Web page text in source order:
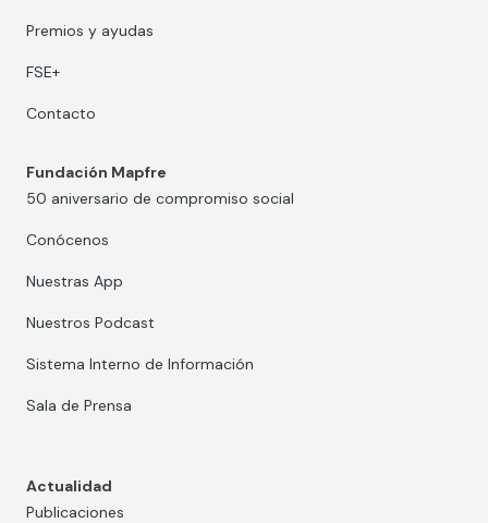
Premios y ayudas
FSE+
Contacto
Fundación Mapfre
50 aniversario de compromiso social
Conócenos
Nuestras App
Nuestros Podcast
Sistema Interno de Información
Sala de Prensa
Actualidad
Publicaciones